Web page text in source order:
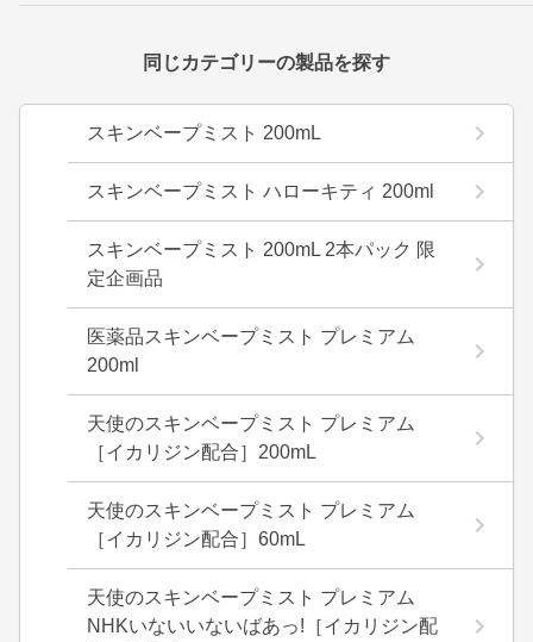
同じカテゴリーの製品を探す
スキンベープミスト 200mL
スキンベープミスト ハローキティ 200ml
スキンベープミスト 200mL 2本パック 限
定企画品
医薬品スキンベープミスト プレミアム
200ml
天使のスキンベープミスト プレミアム
［イカリジン配合］200mL
天使のスキンベープミスト プレミアム
［イカリジン配合］60mL
天使のスキンベープミスト プレミアム
NHKいないいないばあっ!［イカリジン配